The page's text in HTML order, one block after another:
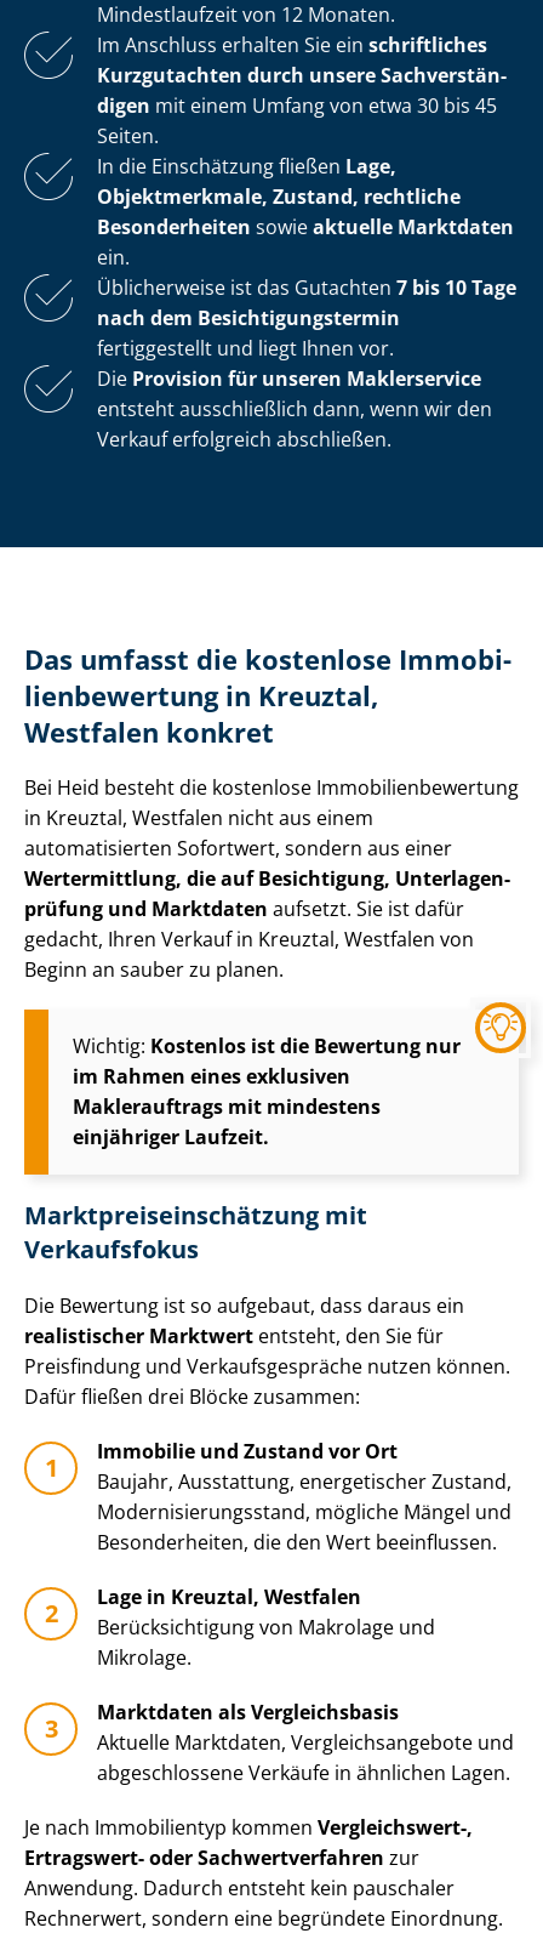
Mindestlaufzeit von 12 Monaten.
Im Anschluss erhalten Sie ein schriftliches
Kurzgutachten durch unsere Sach­ver­stän­
di­gen mit einem Umfang von etwa 30 bis 45
Seiten.
In die Einschätzung fließen Lage,
Objektmerkmale, Zustand, rechtliche
Besonderheiten sowieaktuelle Marktdaten
ein.
Üblicherweise ist das Gutachten 7 bis 10 Tage
nach dem Be­sich­ti­gungs­ter­min
fertiggestellt und liegt Ihnen vor.
Die Provision für unseren Maklerservice
entsteht ausschließlich dann, wenn wir den
Verkauf erfolgreich abschließen.
Das umfasst die kostenlose Im­mo­bi­
li­en­be­wer­tung in Kreuztal,
Westfalen konkret
Bei Heid besteht die kostenlose Im­mo­bi­li­en­be­wer­tung
in Kreuztal, Westfalen nicht aus einem
automatisierten Sofortwert, sondern aus einer
Wertermittlung, die auf Besichtigung, Un­ter­la­gen­
prü­fung und Marktdaten aufsetzt. Sie ist dafür
gedacht, Ihren Verkauf in Kreuztal, Westfalen von
Beginn an sauber zu planen.
Wichtig: Kostenlos ist die Bewertung nur
im Rahmen eines exklusiven
Maklerauftrags mit mindestens
einjähriger Laufzeit.
Markt­preis­ein­schät­zung mit
Verkaufsfokus
Die Bewertung ist so aufgebaut, dass daraus ein
realistischer Marktwert entsteht, den Sie für
Preisfindung und Ver­kaufs­ge­sprä­che nutzen können.
Dafür fließen drei Blöcke zusammen:
Immobilie und Zustand vor Ort
Baujahr, Ausstattung, energetischer Zustand,
Mo­der­ni­sie­rungs­stand, mögliche Mängel und
Besonderheiten, die den Wert beeinflussen.
Lage in Kreuztal, Westfalen
Be­rück­sich­ti­gung von Makrolage und
Mikrolage.
Marktdaten als Vergleichsbasis
Aktuelle Marktdaten, Ver­gleichs­an­ge­bo­te und
abgeschlossene Verkäufe in ähnlichen Lagen.
Je nach Immobilientyp kommen Vergleichswert-,
Ertragswert- oder Sach­wert­ver­fah­ren zur
Anwendung. Dadurch entsteht kein pauschaler
Rechnerwert, sondern eine begründete Einordnung.